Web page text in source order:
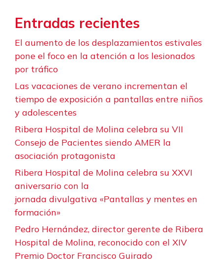
Entradas recientes
El aumento de los desplazamientos estivales
pone el foco en la atención a los lesionados
por tráfico
Las vacaciones de verano incrementan el
tiempo de exposición a pantallas entre niños
y adolescentes
Ribera Hospital de Molina celebra su VII
Consejo de Pacientes siendo AMER la
asociación protagonista
Ribera Hospital de Molina celebra su XXVI
aniversario con la
jornada divulgativa «Pantallas y mentes en
formación»
Pedro Hernández, director gerente de Ribera
Hospital de Molina, reconocido con el XIV
Premio Doctor Francisco Guirado